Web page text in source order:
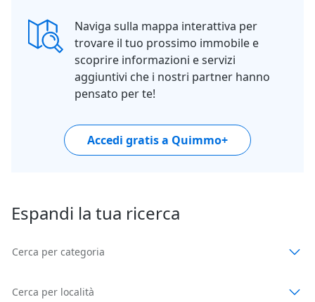
Naviga sulla mappa interattiva per
trovare il tuo prossimo immobile e
scoprire informazioni e servizi
aggiuntivi che i nostri partner hanno
pensato per te!
Accedi gratis a Quimmo+
Espandi la tua ricerca
Cerca per categoria
Cerca per località